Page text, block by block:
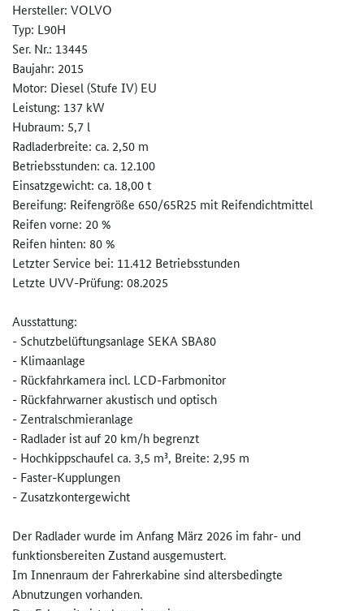
Hersteller: VOLVO
Typ: L90H
Ser. Nr.: 13445
Baujahr: 2015
Motor: Diesel (Stufe IV) EU
Leistung: 137 kW
Hubraum: 5,7 l
Radladerbreite: ca. 2,50 m
Betriebsstunden: ca. 12.100
Einsatzgewicht: ca. 18,00 t
Bereifung: Reifengröße 650/65R25 mit Reifendichtmittel
Reifen vorne: 20 %
Reifen hinten: 80 %
Letzter Service bei: 11.412 Betriebsstunden
Letzte UVV-Prüfung: 08.2025
Ausstattung:
- Schutzbelüftungsanlage SEKA SBA80
- Klimaanlage
- Rückfahrkamera incl. LCD-Farbmonitor
- Rückfahrwarner akustisch und optisch
- Zentralschmieranlage
- Radlader ist auf 20 km/h begrenzt
- Hochkippschaufel ca. 3,5 m³, Breite: 2,95 m
- Faster-Kupplungen
- Zusatzkontergewicht
Der Radlader wurde im Anfang März 2026 im fahr- und
funktionsbereiten Zustand ausgemustert.
Im Innenraum der Fahrerkabine sind altersbedingte
Abnutzungen vorhanden.